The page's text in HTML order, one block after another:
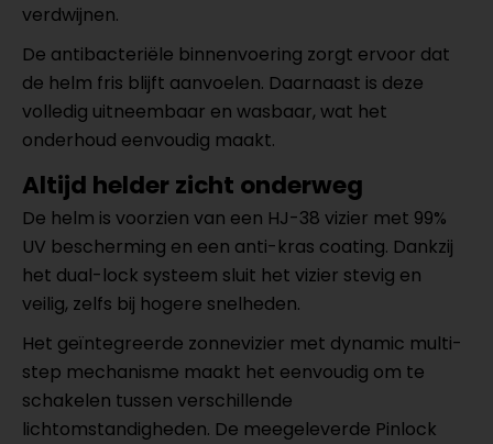
verdwijnen.
De antibacteriële binnenvoering zorgt ervoor dat
de helm fris blijft aanvoelen. Daarnaast is deze
volledig uitneembaar en wasbaar, wat het
onderhoud eenvoudig maakt.
Altijd helder zicht onderweg
De helm is voorzien van een HJ-38 vizier met 99%
UV bescherming en een anti-kras coating. Dankzij
het dual-lock systeem sluit het vizier stevig en
veilig, zelfs bij hogere snelheden.
Het geïntegreerde zonnevizier met dynamic multi-
step mechanisme maakt het eenvoudig om te
schakelen tussen verschillende
lichtomstandigheden. De meegeleverde Pinlock